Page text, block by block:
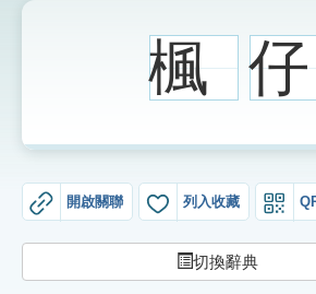
生字詞彙表
楓 仔
開啟關聯 列入收藏
切換辭典